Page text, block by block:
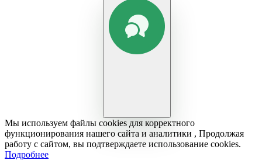
Мы используем файлы cookies для корректного
функционирования нашего сайта и аналитики , Продолжая
работу с сайтом, вы подтверждаете использование cookies.
Подробнее